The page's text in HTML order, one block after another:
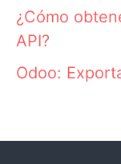
¿Cómo
API?
Odoo: